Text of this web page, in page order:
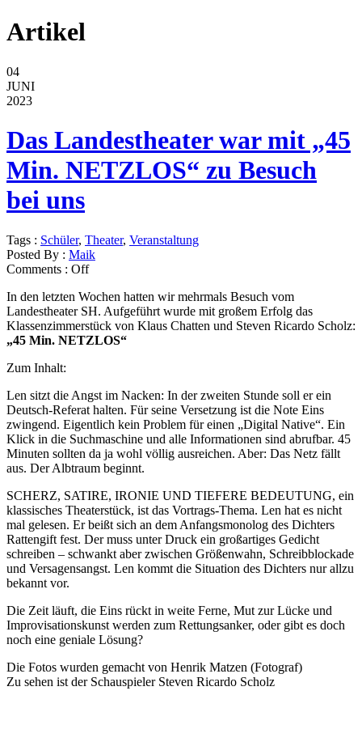
Artikel
04
JUNI
2023
Das Landestheater war mit „45
Min. NETZLOS“ zu Besuch
bei uns
Tags : Schüler, Theater, Veranstaltung
Posted By : Maik
Comments : Off
In den letzten Wochen hatten wir mehrmals Besuch vom
Landestheater SH. Aufgeführt wurde mit großem Erfolg das
Klassenzimmerstück von Klaus Chatten und Steven Ricardo Scholz:
„45 Min. NETZLOS“
Zum Inhalt:
Len sitzt die Angst im Nacken: In der zweiten Stunde soll er ein
Deutsch-Referat halten. Für seine Versetzung ist die Note Eins
zwingend. Eigentlich kein Problem für einen „Digital Native“. Ein
Klick in die Suchmaschine und alle Informationen sind abrufbar. 45
Minuten sollten da ja wohl völlig ausreichen. Aber: Das Netz fällt
aus. Der Albtraum beginnt.
SCHERZ, SATIRE, IRONIE UND TIEFERE BEDEUTUNG, ein
klassisches Theaterstück, ist das Vortrags-Thema. Len hat es nicht
mal gelesen. Er beißt sich an dem Anfangsmonolog des Dichters
Rattengift fest. Der muss unter Druck ein großartiges Gedicht
schreiben – schwankt aber zwischen Größenwahn, Schreibblockade
und Versagensangst. Len kommt die Situation des Dichters nur allzu
bekannt vor.
Die Zeit läuft, die Eins rückt in weite Ferne, Mut zur Lücke und
Improvisationskunst werden zum Rettungsanker, oder gibt es doch
noch eine geniale Lösung?
Die Fotos wurden gemacht von Henrik Matzen (Fotograf)
Zu sehen ist der Schauspieler Steven Ricardo Scholz